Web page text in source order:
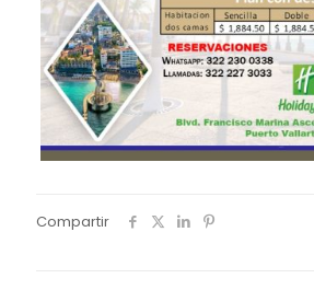
Compartir